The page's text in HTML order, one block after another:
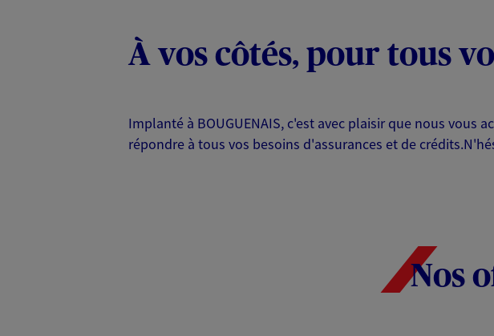
À vos côtés, pour tous
Implanté à BOUGUENAIS, c'est avec plaisir que nous
répondre à tous vos besoins d'assurances et de
Nos